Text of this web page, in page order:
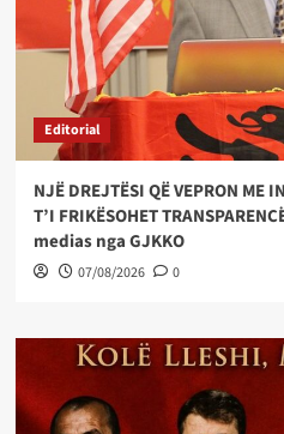
Editorial
NJË DREJTËSI QË VEPRON ME
T’I FRIKËSOHET
medias nga GJKKO
07/08/2026 0